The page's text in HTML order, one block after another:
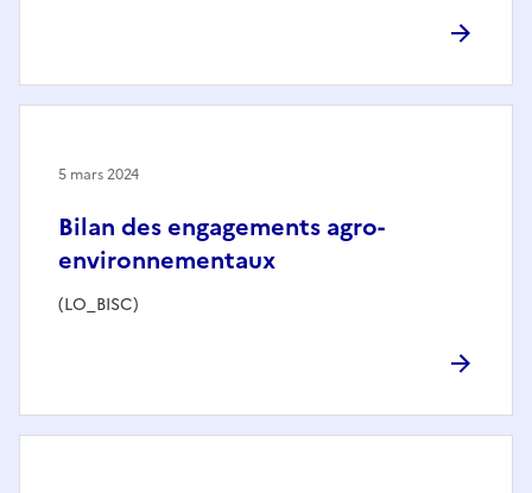
Bilan des engagements agro-
environnementaux
(LO_BISC)
5 mars 2024